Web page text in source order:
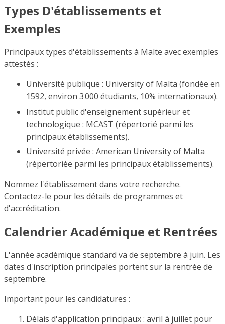
Types D'établissements et
Exemples
Principaux types d'établissements à Malte avec exemples
attestés :
Université publique : University of Malta (fondée en
1592, environ 3 000 étudiants, 10% internationaux).
Institut public d'enseignement supérieur et
technologique : MCAST (répertorié parmi les
principaux établissements).
Université privée : American University of Malta
(répertoriée parmi les principaux établissements).
Nommez l'établissement dans votre recherche.
Contactez-le pour les détails de programmes et
d'accréditation.
Calendrier Académique et Rentrées
L'année académique standard va de septembre à juin. Les
dates d'inscription principales portent sur la rentrée de
septembre.
Important pour les candidatures :
Délais d'application principaux : avril à juillet pour